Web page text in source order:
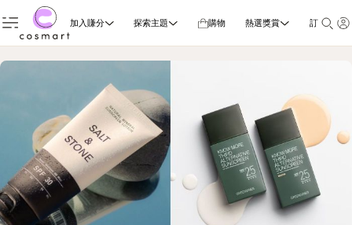
加入賺分 探索主題 購物 熱選獎賞 訂閱雜誌